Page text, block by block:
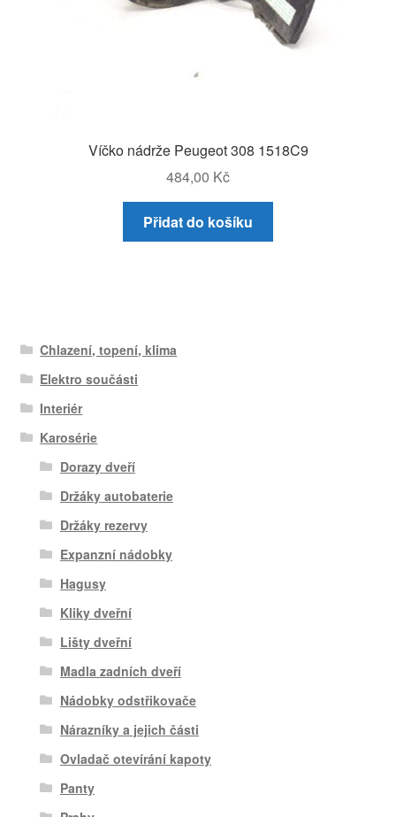
Víčko nádrže Peugeot 308 1518C9
484,00 Kč
Přidat do košíku
Chlazení, topení, klima
Elektro součásti
Interiér
Karosérie
Dorazy dveří
Držáky autobaterie
Držáky rezervy
Expanzní nádobky
Hagusy
Kliky dveřní
Lišty dveřní
Madla zadních dveří
Nádobky odstřikovače
Nárazníky a jejich části
Ovladač otevírání kapoty
Panty